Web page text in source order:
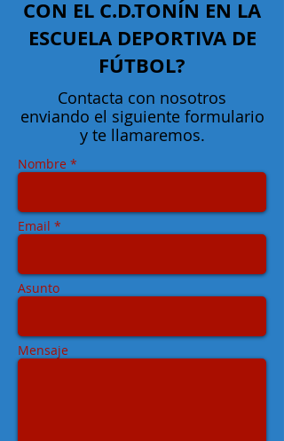
CON EL C.D.TONÍN EN LA
ESCUELA DEPORTIVA DE
FÚTBOL?
Contacta con nosotros
enviando el siguiente formulario
y te llamaremos.
Nombre *
Email *
Asunto
Mensaje